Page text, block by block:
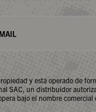
y está operado de
SAC, un distribuidor
bajo el nombre comercial